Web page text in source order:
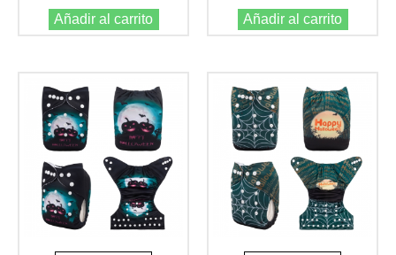
Añadir al carrito Añadir al carrito